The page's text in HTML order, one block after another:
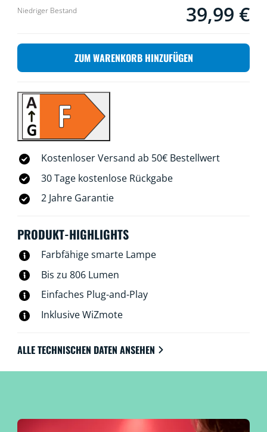
gewünschte Atmosphäre mit 16 Millionen Farben oder
Zeitpläne zum Ein- und Ausschalten des Lichts für
Deine täglichen oder wöchentlichen Aktivitäten
einrichten oder das Licht mit Deinem Smartphone
Dir die Fernsteuerung gute Dienste. WiZ-Lampen
verbinden sich ohne zusätzliche Hardware mit Deinem
WLAN.
Niedriger Bestand Aktueller Preis ist
39,99 €
ZUM WARENKORB HINZUFÜGEN
Kostenloser Versand ab 50€ Bestellwert
30 Tage kostenlose Rückgabe
2 Jahre Garantie
PRODUKT-HIGHLIGHTS
Farbfähige smarte Lampe
Bis zu 806 Lumen
Einfaches Plug-and-Play
Inklusive WiZmote
ALLE TECHNISCHEN DATEN ANSEHEN